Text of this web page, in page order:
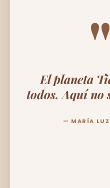
"
El planeta
todos. Aquí no
— MARÍA LUZ